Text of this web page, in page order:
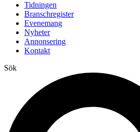
Tidningen
Branschregister
Evenemang
Nyheter
Annonsering
Kontakt
Sök